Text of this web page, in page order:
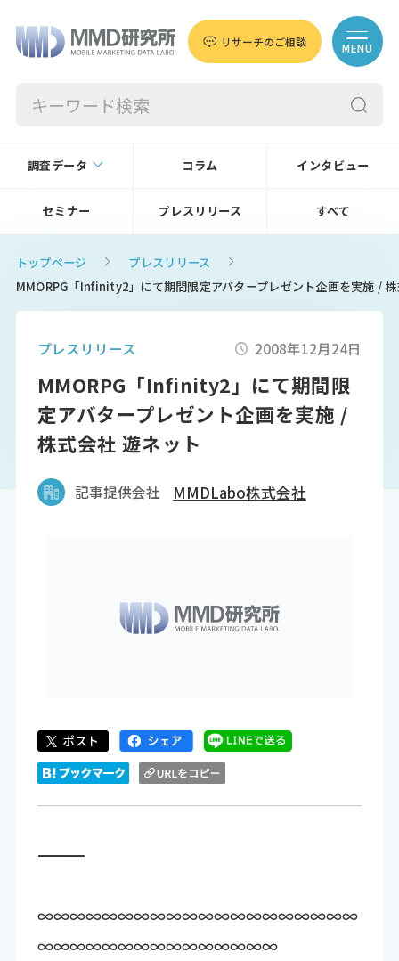
リサーチのご相談 MENU
調査データ コラム インタビュー
セミナー プレスリリース すべて
トップページ
プレスリリース
MMORPG「Infinity2」にて期間限定アバタープレゼント企画を実施 /
プレスリリース 2008年12月24日
MMORPG「Infinity2」にて期間限
定アバタープレゼント企画を実施 /
株式会社 遊ネット
記事提供会社 MMDLabo株式会社
―――――――――――――――――――――――――――――――――――
∞∞∞∞∞∞∞∞∞∞∞∞∞∞∞∞∞∞∞∞
∞∞∞∞∞∞∞∞∞∞∞∞∞∞∞